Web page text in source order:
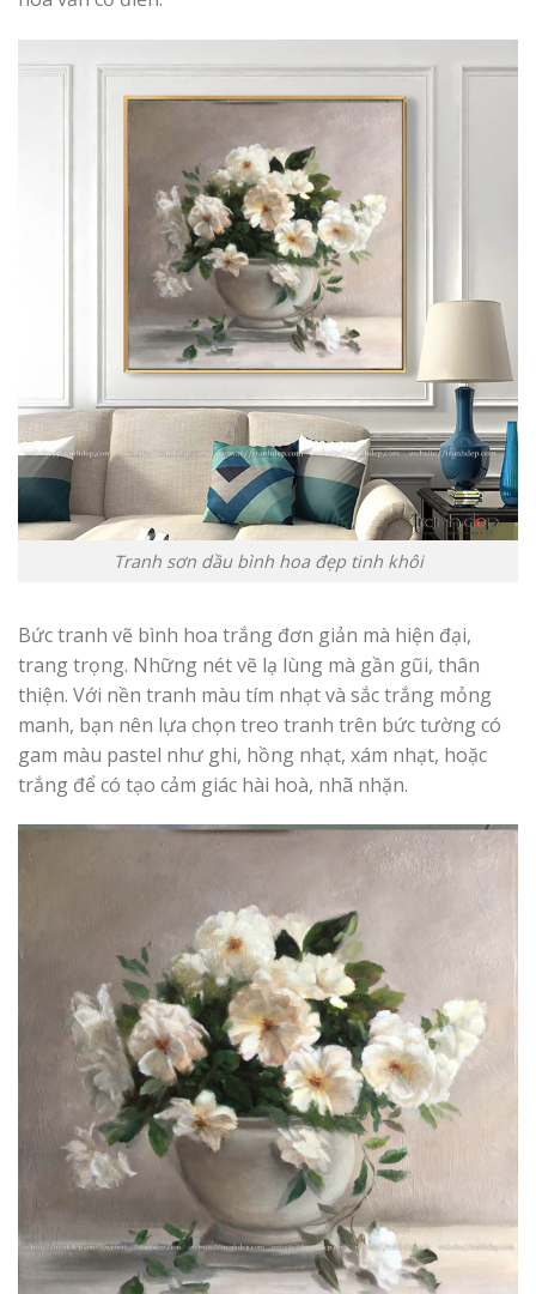
Tranh sơn dầu bình hoa đẹp tinh khôi
Bức tranh vẽ bình hoa trắng đơn giản mà hiện đại,
trang trọng. Những nét vẽ lạ lùng mà gần gũi, thân
thiện. Với nền tranh màu tím nhạt và sắc trắng mỏng
manh, bạn nên lựa chọn treo tranh trên bức tường có
gam màu pastel như ghi, hồng nhạt, xám nhạt, hoặc
trắng để có tạo cảm giác hài hoà, nhã nhặn.